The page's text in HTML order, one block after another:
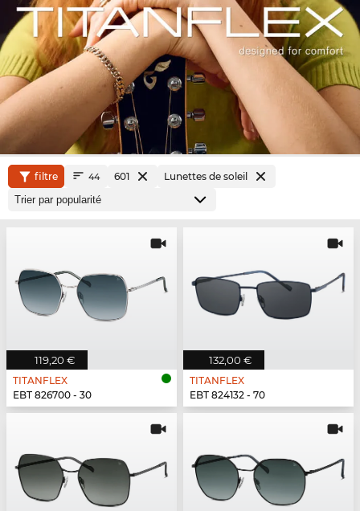
filtre 44 601 Lunettes de soleil
119,20 €
TITANFLEX
EBT 826700 - 30
132,00 €
TITANFLEX
EBT 824132 - 70